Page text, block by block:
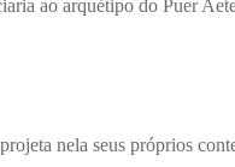
ao arquétipo do Puer
nela seus próprios